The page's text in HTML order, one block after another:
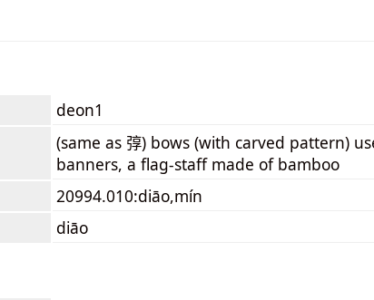
deon1
(same as 弴) bows (with carved pattern)
banners, a flag-staff made of bamboo
20994.010:diāo,mín
diāo